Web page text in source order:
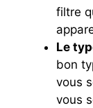
filtre
Le
bon
vous
vous